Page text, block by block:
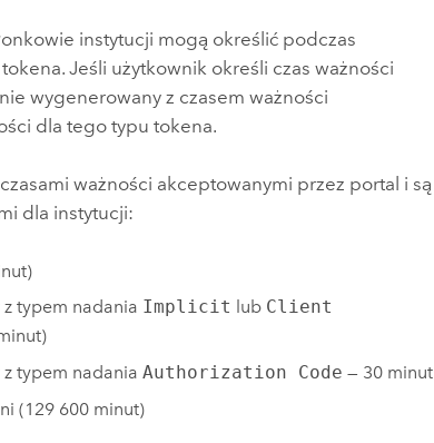
instytucji mogą określić podczas
Jeśli użytkownik określi czas ważności
wygenerowany z czasem ważności
dla tego typu tokena.
ważności akceptowanymi przez portal i są
dla instytucji:
typem nadania Implicit lub Client
typem nadania Authorization Code — 30 minut
(129 600 minut)